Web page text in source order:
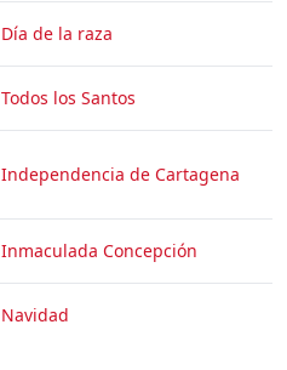
Día de la raza
Todos los Santos
Independencia de Cartagena
Inmaculada Concepción
Navidad